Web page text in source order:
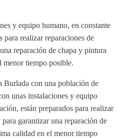
y equipo humano, en constante
para realizar reparaciones de
reparación de chapa y pintura
menor tiempo posible.
Burlada con una población de
unas instalaciones y equipo
están preparados para realizar
garantizar una reparación de
calidad en el menor tiempo